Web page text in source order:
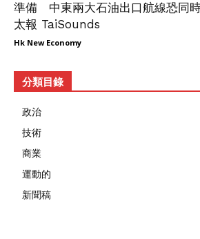
準備 中東兩大石油出口航線恐同
太報 TaiSounds
Hk New Economy
分類目錄
政治
技術
商業
運動的
新聞稿